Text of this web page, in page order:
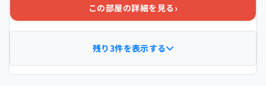
この部屋の詳細を見る›
残り3件を表示する